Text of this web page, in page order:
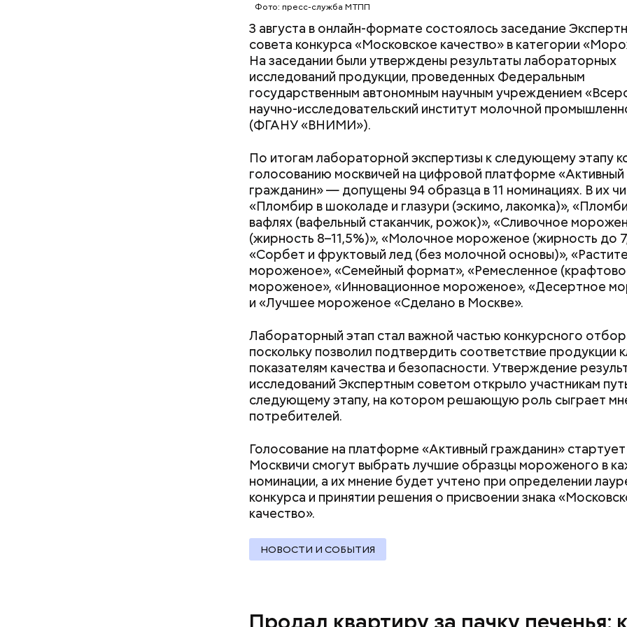
Фото: пресс-служба МТПП
3 августа в онлайн-формате состоялось заседание
совета конкурса «Московское качество» в категории
На заседании были утверждены результаты лабораторных
исследований продукции, проведенных Федеральным
государственным автономным научным учреждением
научно-исследовательский институт молочной
(ФГАНУ «ВНИМИ»).
По итогам лабораторной экспертизы к следующему этапу
голосованию москвичей на цифровой платформе «Активный
гражданин» — допущены 94 образца в 11 номинациях. В их
«Пломбир в шоколаде и глазури (эскимо, лакомка)»,
вафлях (вафельный стаканчик, рожок)», «Сливочное
(жирность 8–11,5%)», «Молочное мороженое (жирность до
«Сорбет и фруктовый лед (без молочной основы)»,
мороженое», «Семейный формат», «Ремесленное
мороженое», «Инновационное мороженое», «Десертное
и «Лучшее мороженое «Сделано в Москве».
Лабораторный этап стал важной частью конкурсного
поскольку позволил подтвердить соответствие продукции
показателям качества и безопасности. Утверждение
исследований Экспертным советом открыло участникам
следующему этапу, на котором решающую роль сыграет
потребителей.
Голосование на платформе «Активный гражданин» стартует
Москвичи смогут выбрать лучшие образцы мороженого в
номинации, а их мнение будет учтено при определении
конкурса и принятии решения о присвоении знака
качество».
НОВОСТИ И СОБЫТИЯ
Следователи считали, что в период с 2019 по 2021 год
уклонился от уплаты налогов на более чем 170 миллионов
деньги он якобы распределил между родственниками и
счетами.
Молодого человека задержали. На первом же допросе он
которая в случае их смерти перешла бы сыну. Но спустя
Кто еще был жертвой Миссюры
Как поменять батареи дома и
не получить штраф
Как получить до
рублей от
трудной
претендовать и